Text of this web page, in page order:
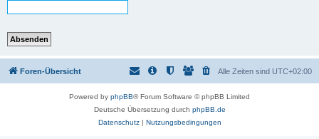
Foren-Übersicht Alle Zeiten sind UTC+02:00
Powered by phpBB® Forum Software © phpBB Limited
Deutsche Übersetzung durch phpBB.de
Datenschutz| Nutzungsbedingungen